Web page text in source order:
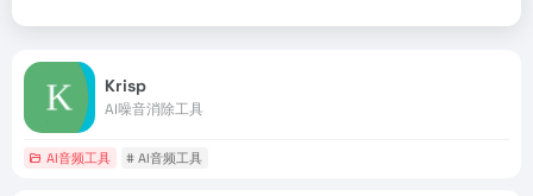
Krisp
AI噪音消除工具
AI音频工具 # AI音频工具